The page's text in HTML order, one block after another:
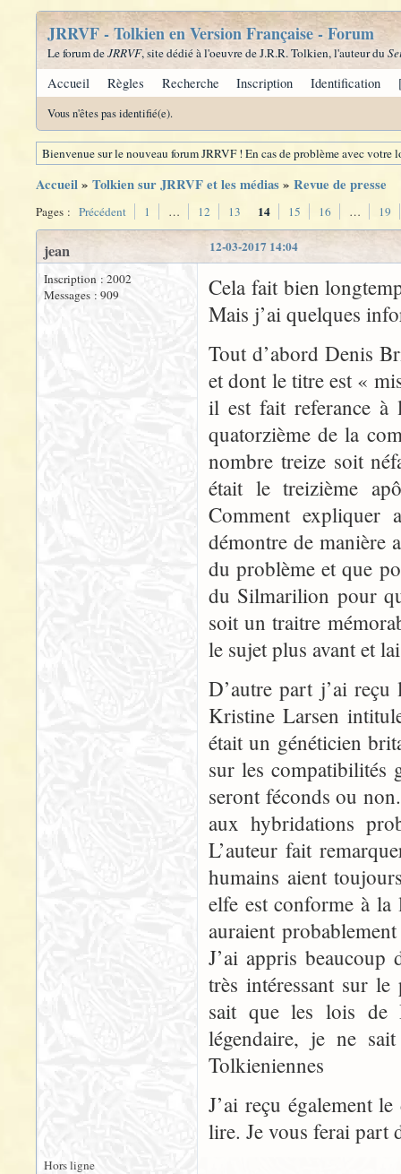
JRRVF - Tolkien en Version Française - Forum
Le forum deJRRVF, site dédié à l'oeuvre de J.R.R. Tolkien, l'auteur du
Accueil Règles Recherche Inscription Identification
Vous n'êtes pas identifié(e).
Bienvenue sur le nouveau forum JRRVF ! En cas de problème avec
Accueil» Tolkien sur JRRVF et les médias» Revue de presse
Pages : Précédent 1 … 12 13 14 15 16 … 19
12-03-2017 14:04
jean
Inscription : 2002
Messages : 909
Cela fait bien
Mais j’ai quelques
Tout d’abord Denis
et dont le titre est «
il est fait referance à
quatorzième de la
nombre treize soit
était le treizième
Comment expliquer
démontre de manière
du problème et que
du Silmarilion pour
soit un traitre
le sujet plus avant et
D’autre part j’ai
Kristine Larsen
était un généticien
sur les compatibilités
seront féconds ou
aux hybridations
L’auteur fait
humains aient
elfe est conforme à la
auraient
J’ai appris
très intéressant sur
sait que les lois de
légendaire, je ne
Tolkieniennes
J’ai reçu également
lire. Je vous ferai part
Hors ligne